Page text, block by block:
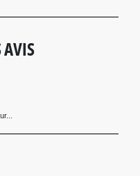
AVIS